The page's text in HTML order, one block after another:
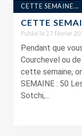
CETTE SEMAINE...
CETTE
Publié le 27 février
Pendant que
Courchevel ou
cette semaine,
SEMAINE : 50
Sotchi,...